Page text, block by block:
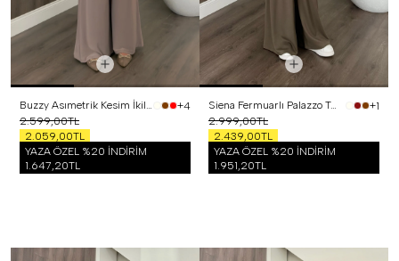
Buzzy Asımetrik Kesim İkili Takım Vizon
+4
2.599,00TL
2.059,00TL
YAZA ÖZEL %20 İNDİRİM
1.647,20TL
Siena Fermuarlı Palazzo Takım Haki
+1
2.999,00TL
2.439,00TL
YAZA ÖZEL %20 İNDİRİM
1.951,20TL